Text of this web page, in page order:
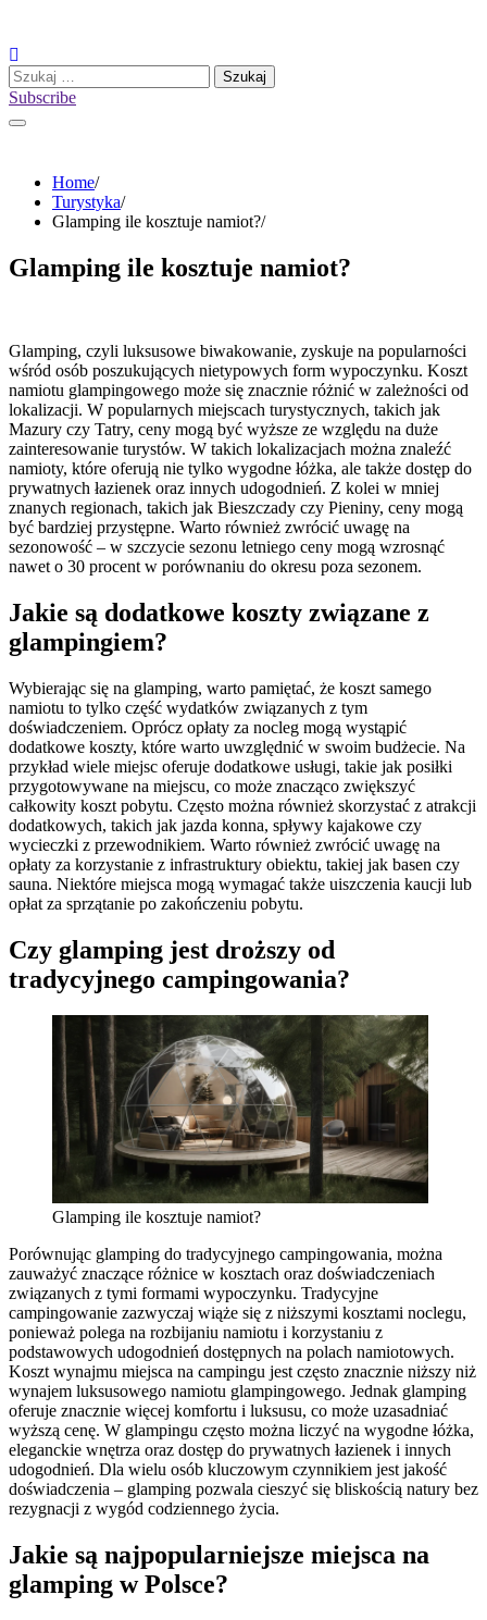
content
Szukaj:
Subscribe
Home
Turystyka
Glamping ile kosztuje namiot?
Glamping ile kosztuje namiot?
Glamping, czyli luksusowe biwakowanie, zyskuje na popularności
wśród osób poszukujących nietypowych form wypoczynku. Koszt
namiotu glampingowego może się znacznie różnić w zależności od
lokalizacji. W popularnych miejscach turystycznych, takich jak
Mazury czy Tatry, ceny mogą być wyższe ze względu na duże
zainteresowanie turystów. W takich lokalizacjach można znaleźć
namioty, które oferują nie tylko wygodne łóżka, ale także dostęp do
prywatnych łazienek oraz innych udogodnień. Z kolei w mniej
znanych regionach, takich jak Bieszczady czy Pieniny, ceny mogą
być bardziej przystępne. Warto również zwrócić uwagę na
sezonowość – w szczycie sezonu letniego ceny mogą wzrosnąć
nawet o 30 procent w porównaniu do okresu poza sezonem.
Jakie są dodatkowe koszty związane z
glampingiem?
Wybierając się na glamping, warto pamiętać, że koszt samego
namiotu to tylko część wydatków związanych z tym
doświadczeniem. Oprócz opłaty za nocleg mogą wystąpić
dodatkowe koszty, które warto uwzględnić w swoim budżecie. Na
przykład wiele miejsc oferuje dodatkowe usługi, takie jak posiłki
przygotowywane na miejscu, co może znacząco zwiększyć
całkowity koszt pobytu. Często można również skorzystać z atrakcji
dodatkowych, takich jak jazda konna, spływy kajakowe czy
wycieczki z przewodnikiem. Warto również zwrócić uwagę na
opłaty za korzystanie z infrastruktury obiektu, takiej jak basen czy
sauna. Niektóre miejsca mogą wymagać także uiszczenia kaucji lub
opłat za sprzątanie po zakończeniu pobytu.
Czy glamping jest droższy od
tradycyjnego campingowania?
Glamping ile kosztuje namiot?
Porównując glamping do tradycyjnego campingowania, można
zauważyć znaczące różnice w kosztach oraz doświadczeniach
związanych z tymi formami wypoczynku. Tradycyjne
campingowanie zazwyczaj wiąże się z niższymi kosztami noclegu,
ponieważ polega na rozbijaniu namiotu i korzystaniu z
podstawowych udogodnień dostępnych na polach namiotowych.
Koszt wynajmu miejsca na campingu jest często znacznie niższy niż
wynajem luksusowego namiotu glampingowego. Jednak glamping
oferuje znacznie więcej komfortu i luksusu, co może uzasadniać
wyższą cenę. W glampingu często można liczyć na wygodne łóżka,
eleganckie wnętrza oraz dostęp do prywatnych łazienek i innych
udogodnień. Dla wielu osób kluczowym czynnikiem jest jakość
doświadczenia – glamping pozwala cieszyć się bliskością natury bez
rezygnacji z wygód codziennego życia.
Jakie są najpopularniejsze miejsca na
glamping w Polsce?